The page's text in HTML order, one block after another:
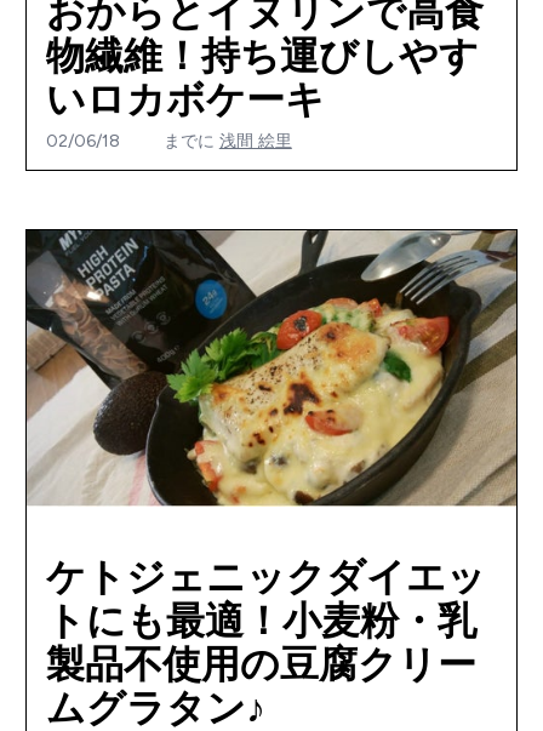
おからとイヌリンで高食
物繊維！持ち運びしやす
いロカボケーキ
02/06/18 までに 浅間 絵里
ケトジェニックダイエッ
トにも最適！小麦粉・乳
製品不使用の豆腐クリー
ムグラタン♪